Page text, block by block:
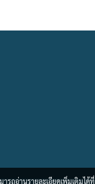
รถอ่านรายละเอียดเพิ่มเติมได้ที่